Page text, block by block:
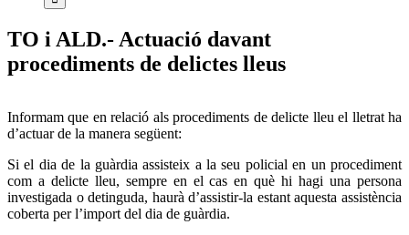
TO i ALD.- Actuació davant
procediments de delictes lleus
Informam que en relació als procediments de delicte lleu el lletrat ha
d’actuar de la manera següent:
Si el dia de la guàrdia assisteix a la seu policial en un procediment
com a delicte lleu, sempre en el cas en què hi hagi una persona
investigada o detinguda, haurà d’assistir-la estant aquesta assistència
coberta per l’import del dia de guàrdia.